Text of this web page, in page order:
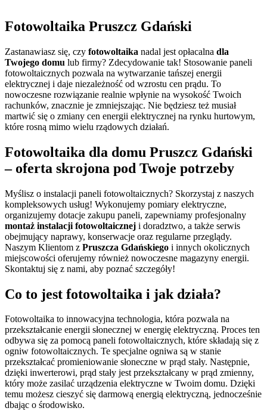
Fotowoltaika Pruszcz Gdański
Zastanawiasz się, czy fotowoltaika nadal jest opłacalna dla
Twojego domu lub firmy? Zdecydowanie tak! Stosowanie paneli
fotowoltaicznych pozwala na wytwarzanie tańszej energii
elektrycznej i daje niezależność od wzrostu cen prądu. To
nowoczesne rozwiązanie realnie wpłynie na wysokość Twoich
rachunków, znacznie je zmniejszając. Nie będziesz też musiał
martwić się o zmiany cen energii elektrycznej na rynku hurtowym,
które rosną mimo wielu rządowych działań.
Fotowoltaika dla domu Pruszcz Gdański
– oferta skrojona pod Twoje potrzeby
Myślisz o instalacji paneli fotowoltaicznych? Skorzystaj z naszych
kompleksowych usług! Wykonujemy pomiary elektryczne,
organizujemy dotacje zakupu paneli, zapewniamy profesjonalny
montaż instalacji fotowoltaicznej i doradztwo, a także serwis
obejmujący naprawy, konserwacje oraz regularne przeglądy.
Naszym Klientom z Pruszcza Gdańskiego i innych okolicznych
miejscowości oferujemy również nowoczesne magazyny energii.
Skontaktuj się z nami, aby poznać szczegóły!
Co to jest fotowoltaika i jak działa?
Fotowoltaika to innowacyjna technologia, która pozwala na
przekształcanie energii słonecznej w energię elektryczną. Proces ten
odbywa się za pomocą paneli fotowoltaicznych, które składają się z
ogniw fotowoltaicznych. Te specjalne ogniwa są w stanie
przekształcać promieniowanie słoneczne w prąd stały. Następnie,
dzięki inwerterowi, prąd stały jest przekształcany w prąd zmienny,
który może zasilać urządzenia elektryczne w Twoim domu. Dzięki
temu możesz cieszyć się darmową energią elektryczną, jednocześnie
dbając o środowisko.